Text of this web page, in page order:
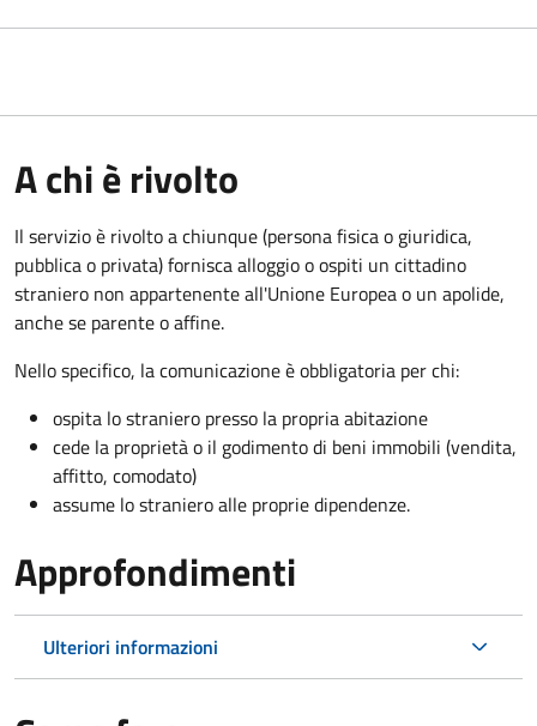
A chi è rivolto
Il servizio è rivolto a chiunque (persona fisica o giuridica,
pubblica o privata) fornisca alloggio o ospiti un cittadino
straniero non appartenente all'Unione Europea o un apolide,
anche se parente o affine.
Nello specifico, la comunicazione è obbligatoria per chi:
ospita lo straniero presso la propria abitazione
cede la proprietà o il godimento di beni immobili (vendita,
affitto, comodato)
assume lo straniero alle proprie dipendenze.
Approfondimenti
Ulteriori informazioni